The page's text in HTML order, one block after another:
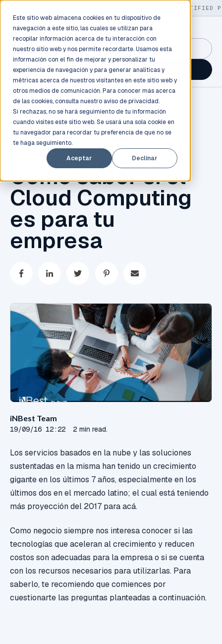
Este sitio web almacena cookies en tu dispositivo de
navegación a este sitio, las cuales se utilizan para
recopilar información acerca de tu interacción con
nuestro sitio web y nos permite recordarte. Usamos esta
información con el fin de mejorar y personalizar tu
experiencia de navegación y para generar analíticas y
métricas acerca de nuestros visitantes en este sitio web y
otros medios de comunicación. Para conocer más acerca
de las cookies, consulta nuestro aviso de privacidad.
Si rechazas, no se hará seguimiento de tu información
cuando visites este sitio web. Se usará una sola cookie en
tu navegador para recordar tu preferencia de que no se
te haga seguimiento.
Aceptar
Declinar
130+ CERTIFIED
GuidancePlex →
Talk to an engineer →
CLOUD COMPUTING
Cómo saber si el
Cloud Computing
es para tu
empresa
iNBest Team
19/09/16 12:22 2 min read.
Los servicios basados en la nube y las soluciones
sustentadas en la misma han tenido un crecimiento
gigante en los últimos 7 años, especialmente en los
últimos dos en el mercado latino; el cual está teniendo
más proyección del 2017 para acá.
Como negocio siempre nos interesa conocer si las
tecnologías que aceleran al crecimiento y reducen
costos son adecuadas para la empresa o si se cuenta
con los recursos necesarios para utilizarlas. Para
saberlo, te recomiendo que comiences por
cuestionarte las preguntas planteadas a continuación.